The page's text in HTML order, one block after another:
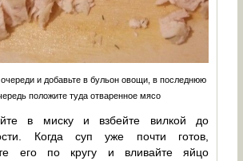
и добавьте в бульон овощи, в последнюю
положите туда отваренное мясо
в миску и взбейте вилкой до
Когда суп уже почти готов,
его по кругу и вливайте яйцо